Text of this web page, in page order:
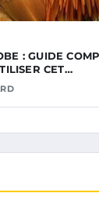
: GUIDE
CET…